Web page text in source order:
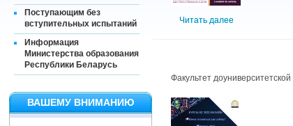
Поступающим без
вступительных испытаний
Информация
Министерства образования
Республики Беларусь
ВАШЕМУ ВНИМАНИЮ
Читать далее
Факультет